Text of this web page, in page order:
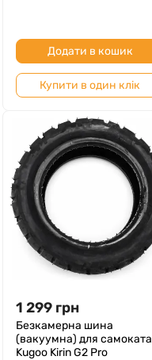
Додати в кошик
Купити в один клік
1 299 грн
Безкамерна шина
(вакуумна) для самоката
Kugoo Kirin G2 Pro